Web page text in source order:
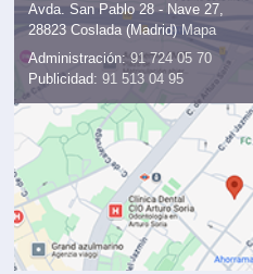
Avda. San Pablo 28 - Nave 27,
28823 Coslada (Madrid) Mapa
Administración: 91 724 05 70
Publicidad: 91 513 04 95